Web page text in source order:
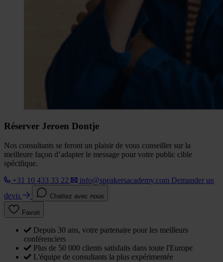
Réserver Jeroen Dontje
Nos consultants se feront un plaisir de vous conseiller sur la
meilleure façon d’adapter le message pour votre public cible
spécifique.
+31 10 433 33 22
info@speakersacademy.com Demander un
devis
Chattez avec nous
Favori
Depuis 30 ans, votre partenaire pour les meilleurs
conférenciers
Plus de 50 000 clients satisfaits dans toute l'Europe
L'équipe de consultants la plus expérimentée